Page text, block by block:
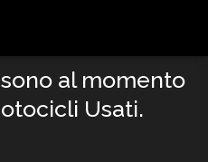
al momento
Usati.